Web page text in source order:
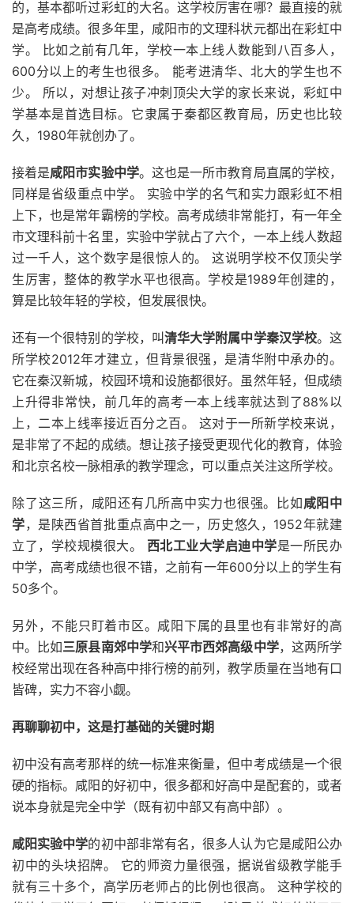
的，基本都听过彩虹的大名。这学校厉害在哪？最直接的就
是高考成绩。很多年里，咸阳市的文理科状元都出在彩虹中
学。 比如之前有几年，学校一本上线人数能到八百多人，
600分以上的考生也很多。 能考进清华、北大的学生也不
少。 所以，对想让孩子冲刺顶尖大学的家长来说，彩虹中
学基本是首选目标。它隶属于秦都区教育局，历史也比较
久，1980年就创办了。
接着是咸阳市实验中学。这也是一所市教育局直属的学校，
同样是省级重点中学。 实验中学的名气和实力跟彩虹不相
上下，也是常年霸榜的学校。高考成绩非常能打，有一年全
市文理科前十名里，实验中学就占了六个，一本上线人数超
过一千人，这个数字是很惊人的。 这说明学校不仅顶尖学
生厉害，整体的教学水平也很高。学校是1989年创建的，
算是比较年轻的学校，但发展很快。
还有一个很特别的学校，叫清华大学附属中学秦汉学校。这
所学校2012年才建立，但背景很强，是清华附中承办的。
它在秦汉新城，校园环境和设施都很好。虽然年轻，但成绩
上升得非常快，前几年的高考一本上线率就达到了88%以
上，二本上线率接近百分之百。 这对于一所新学校来说，
是非常了不起的成绩。想让孩子接受更现代化的教育，体验
和北京名校一脉相承的教学理念，可以重点关注这所学校。
除了这三所，咸阳还有几所高中实力也很强。比如咸阳中
学，是陕西省首批重点高中之一，历史悠久，1952年就建
立了，学校规模很大。 西北工业大学启迪中学是一所民办
中学，高考成绩也很不错，之前有一年600分以上的学生有
50多个。
另外，不能只盯着市区。咸阳下属的县里也有非常好的高
中。比如三原县南郊中学和兴平市西郊高级中学，这两所学
校经常出现在各种高中排行榜的前列，教学质量在当地有口
皆碑，实力不容小觑。
再聊聊初中，这是打基础的关键时期
初中没有高考那样的统一标准来衡量，但中考成绩是一个很
硬的指标。咸阳的好初中，很多都和好高中是配套的，或者
说本身就是完全中学（既有初中部又有高中部）。
咸阳实验中学的初中部非常有名，很多人认为它是咸阳公办
初中的头块招牌。 它的师资力量很强，据说省级教学能手
就有三十多个，高学历老师占的比例也很高。 这种学校的